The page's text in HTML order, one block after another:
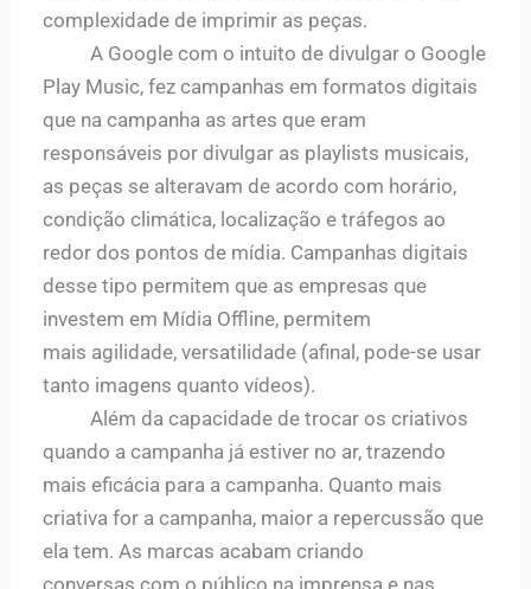
complexidade de imprimir as peças.
A Google com o intuito de divulgar o Google
Play Music, fez campanhas em formatos digitais
que na campanha as artes que eram
responsáveis por divulgar as playlists musicais,
as peças se alteravam de acordo com horário,
condição climática, localização e tráfegos ao
redor dos pontos de mídia. Campanhas digitais
desse tipo permitemque as empresas que
investem em Mídia Offline, permitem
mais agilidade, versatilidade (afinal, pode-se usar
tanto imagens quantovídeos).
Além da capacidade de trocar os criativos
quando acampanha já estiver no ar, trazendo
mais eficácia para a campanha. Quanto mais
criativa for a campanha, maior a repercussão que
ela tem. As marcas acabam criando
conversascom o público na imprensa e nas